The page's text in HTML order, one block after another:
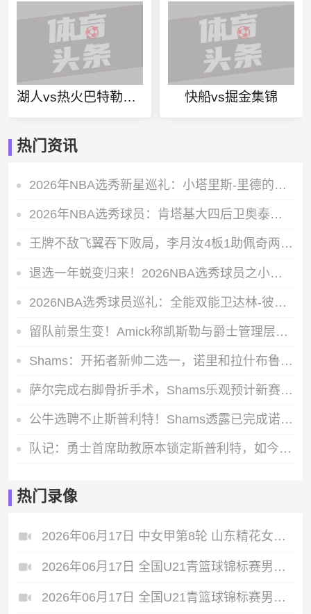
湖人vs热火巴特勒集锦 快船vs掘金集锦
热门资讯
2026年NBA选秀新星巡礼：小塔里斯-里德的赛场成长轨迹全解析
2026年NBA选秀球员：肯塔基大四后卫奥泰加-奥韦的即战力价值解析
王牌不敌飞翼吞下败局，李月汝4板1助佩奇两双数据带队轻松取胜
退选一年蜕变归来！2026NBA选秀球员之小拉巴伦-菲隆实力解析
2026NBA选秀球员巡礼：全能双能卫达林-彼得森能成为下一个科比吗
留队前景生变！Amick称凯斯勒与爵士管理层存在核心分歧
Shams：开拓者新帅二选一，诺里和拉什布鲁克成最终候选人
萨尔完成右脚骨折手术，Shams乐观预计新赛季开打前就能完全康复
公牛选聘不止斯普利特！Shams透露已完成诺里等三位森林狼助教面试
队记：勇士首席助教原本锁定斯普利特，如今威利-格林成热门候选人
热门录像
2026年06月17日 中女甲第8轮 山东精花女足 VS 青岛西海岸女足 全场录像
2026年06月17日 全国U21青篮球锦标赛男子组 南京同曦U21 VS 山东山高U21 全场录像
2026年06月17日 全国U21青篮球锦标赛男子组 苏科雄狮U21 VS 北控青年U21 全场录像